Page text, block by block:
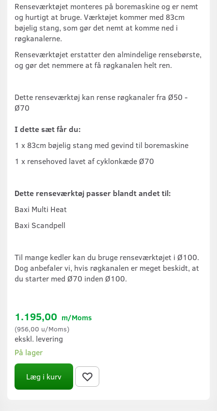
Renseværktøjet monteres på boremaskine og er nemt
og hurtigt at bruge. Værktøjet kommer med 83cm
bøjelig stang, som gør det nemt at komme ned i
røgkanalerne.
Renseværktøjet erstatter den almindelige rensebørste,
og gør det nemmere at få røgkanalen helt ren.
Dette renseværktøj kan rense røgkanaler fra Ø50 -
Ø70
I dette sæt får du:
1 x 83cm bøjelig stang med gevind til boremaskine
1 x rensehoved lavet af cyklonkæde Ø70
Dette renseværktøj passer blandt andet til:
Baxi Multi Heat
Baxi Scandpell
Til mange kedler kan du bruge renseværktøjet i Ø100.
Dog anbefaler vi, hvis røgkanalen er meget beskidt, at
du starter med Ø70 inden Ø100.
1.195,00 m/Moms
(956,00 u/Moms)
ekskl. levering
På lager
Læg i kurv